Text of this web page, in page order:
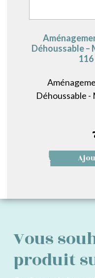
Déhoussable –
116
Déhoussable -
Vous
produit